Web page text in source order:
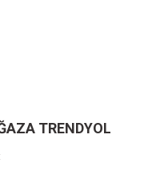
TRENDYOL